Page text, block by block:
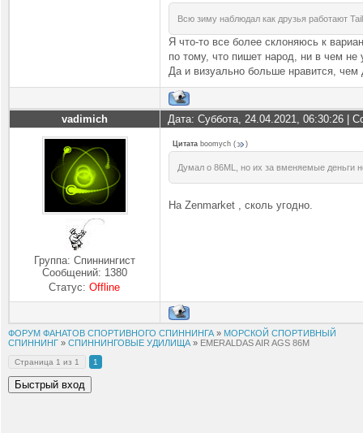
Всю зиму наблюдал как друзья работают
Я что-то все более склоняюсь к
по тому, что пишет народ, ни в чем не
Да и визуально больше нравится, чем
vadimich Дата: Суббота, 24.04.2021, 06:30:26 |
Группа: Спиннингист
Сообщений: 1380
Статус:Offline
Цитата boomych ( )
Думал о 86ML, но их за вменяемые деньги
На Zenmarket , сколь угодно.
ФОРУМ ФАНАТОВ СПОРТИВНОГО СПИННИНГА » МОРСКОЙ СПОРТИВНЫЙ
СПИННИНГ » СПИННИНГОВЫЕ УДИЛИЩА » EMERALDAS AIR AGS 86M
Страница 1 из 1 1